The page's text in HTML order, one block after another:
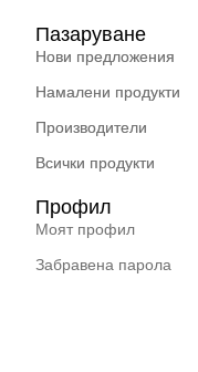
Пазаруване
Нови предложения
Намалени продукти
Производители
Всички продукти
Профил
Моят профил
Забравена парола